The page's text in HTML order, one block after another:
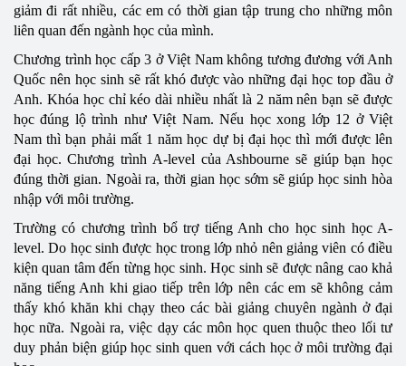
giảm đi rất nhiều, các em có thời gian tập trung cho những môn
liên quan đến ngành học của mình.
Chương trình học cấp 3 ở Việt Nam không tương đương với Anh
Quốc nên học sinh sẽ rất khó được vào những đại học top đầu ở
Anh. Khóa học chỉ kéo dài nhiều nhất là 2 năm nên bạn sẽ được
học đúng lộ trình như Việt Nam. Nếu học xong lớp 12 ở Việt
Nam thì bạn phải mất 1 năm học dự bị đại học thì mới được lên
đại học. Chương trình A-level của Ashbourne sẽ giúp bạn học
đúng thời gian. Ngoài ra, thời gian học sớm sẽ giúp học sinh hòa
nhập với môi trường.
Trường có chương trình bổ trợ tiếng Anh cho học sinh học A-
level. Do học sinh được học trong lớp nhỏ nên giảng viên có điều
kiện quan tâm đến từng học sinh. Học sinh sẽ được nâng cao khả
năng tiếng Anh khi giao tiếp trên lớp nên các em sẽ không cảm
thấy khó khăn khi chạy theo các bài giảng chuyên ngành ở đại
học nữa. Ngoài ra, việc dạy các môn học quen thuộc theo lối tư
duy phản biện giúp học sinh quen với cách học ở môi trường đại